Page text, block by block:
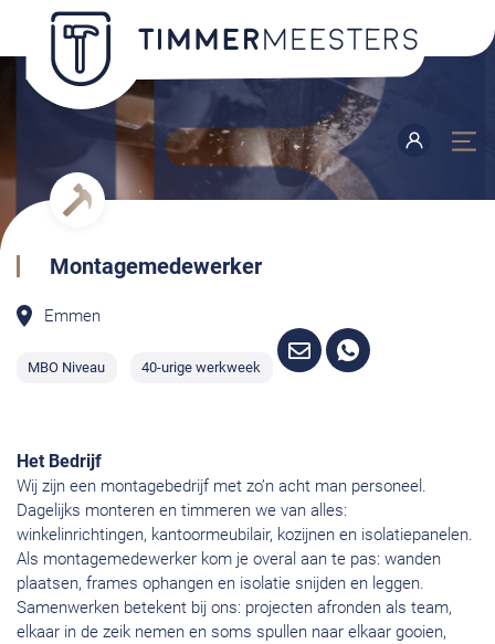
Montagemedewerker
Emmen
MBO Niveau 40-urige werkweek
Het Bedrijf
Wij zijn een montagebedrijf met zo’n acht man personeel.
Dagelijks monteren en timmeren we van alles:
winkelinrichtingen, kantoormeubilair, kozijnen en isolatiepanelen.
Als montagemedewerker kom je overal aan te pas: wanden
plaatsen, frames ophangen en isolatie snijden en leggen.
Samenwerken betekent bij ons: projecten afronden als team,
elkaar in de zeik nemen en soms spullen naar elkaar gooien,